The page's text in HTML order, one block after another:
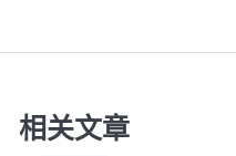
章：
相关文章